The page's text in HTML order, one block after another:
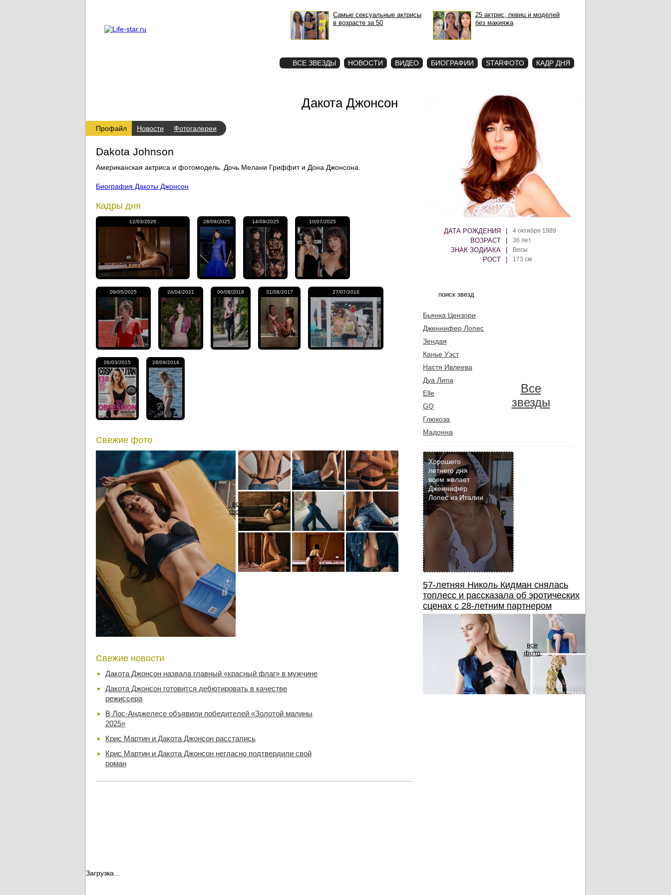
Самые сексуальные актрисы
в возрасте за 50
25 актрис, певиц и моделей
без макияжа
ВСЕ ЗВЕЗДЫ НОВОСТИ ВИДЕО БИОГРАФИИ STARФОТО КАДР ДНЯ
Дакота Джонсон
Профайл Новости Фотогалереи
Dakota Johnson
Американская актриса и фотомодель. Дочь Мелани Гриффит и Дона Джонсона.
Биография Дакоты Джонсон
Кадры дня
12/03/2026 28/09/2025 14/09/2025 10/07/2025
09/05/2025 24/04/2021 06/08/2018 31/08/2017 27/07/2016
06/03/2015 28/09/2014
Свежие фото
все
фото
Свежие новости
Дакота Джонсон назвала главный «красный флаг» в мужчине
Дакота Джонсон готовится дебютировать в качестве
режиссера
В Лос-Анджелесе объявили победителей «Золотой малины
2025»
Крис Мартин и Дакота Джонсон расстались
Крис Мартин и Дакота Джонсон негласно подтвердили свой
роман
Загрузка...
ДАТА РОЖДЕНИЯ | 4 октября 1989
ВОЗРАСТ | 36 лет
ЗНАК ЗОДИАКА | Весы
РОСТ | 173 см
Бьянка Цензори
Дженнифер Лопес
Зендая
Канье Уэст
Настя Ивлеева
Дуа Липа
Elle
GQ
Глюкоза
Мадонна
Все
звезды
Хорошего
летнего дня
всем желает
Дженнифер
Лопес из Италии
57-летняя Николь Кидман снялась
топлесс и рассказала об эротических
сценах с 28-летним партнером
все
фото